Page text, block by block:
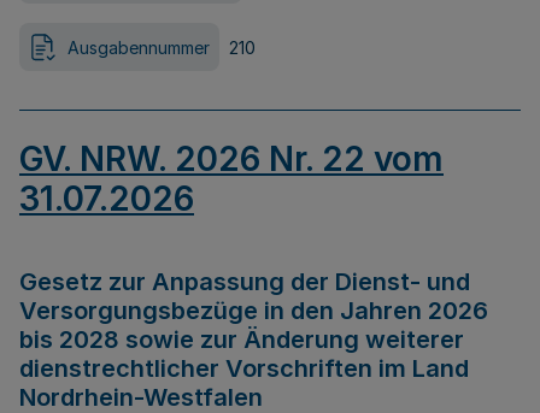
Ausgabennummer 210
GV. NRW. 2026 Nr. 22 vom
31.07.2026
Gesetz zur Anpassung der Dienst- und
Versorgungsbezüge in den Jahren 2026
bis 2028 sowie zur Änderung weiterer
dienstrechtlicher Vorschriften im Land
Nordrhein-Westfalen